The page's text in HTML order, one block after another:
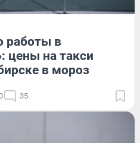
работы в
цены на такси
в мороз
35